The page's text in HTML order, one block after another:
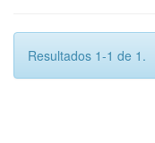
Resultados 1-1 de 1.